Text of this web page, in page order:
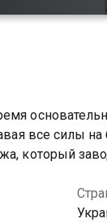
все силы
который